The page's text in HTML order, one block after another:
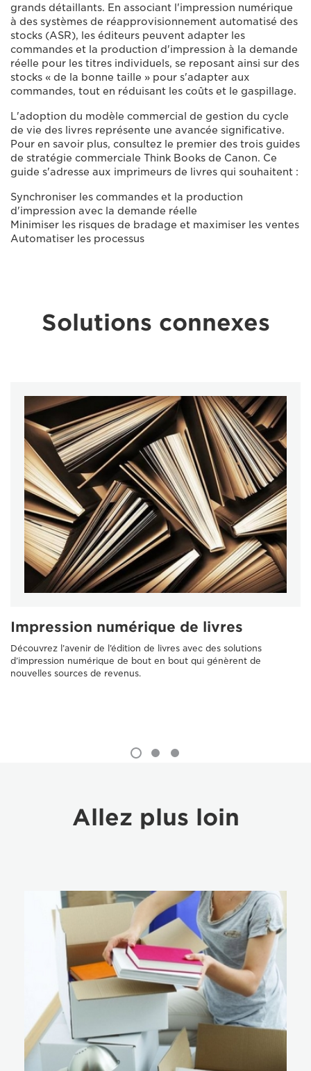
grands détaillants. En associant l'impression numérique
à des systèmes de réapprovisionnement automatisé des
stocks (ASR), les éditeurs peuvent adapter les
commandes et la production d'impression à la demande
réelle pour les titres individuels, se reposant ainsi sur des
stocks « de la bonne taille » pour s'adapter aux
commandes, tout en réduisant les coûts et le gaspillage.
L'adoption du modèle commercial de gestion du cycle
de vie des livres représente une avancée significative.
Pour en savoir plus, consultez le premier des trois guides
de stratégie commerciale Think Books de Canon. Ce
guide s'adresse aux imprimeurs de livres qui souhaitent :
Synchroniser les commandes et la production
d'impression avec la demande réelle
Minimiser les risques de bradage et maximiser les ventes
Automatiser les processus
Solutions connexes
Impression numérique de livres
Découvrez l’avenir de l’édition de livres avec des solutions
d’impression numérique de bout en bout qui génèrent de
nouvelles sources de revenus.
Allez plus loin